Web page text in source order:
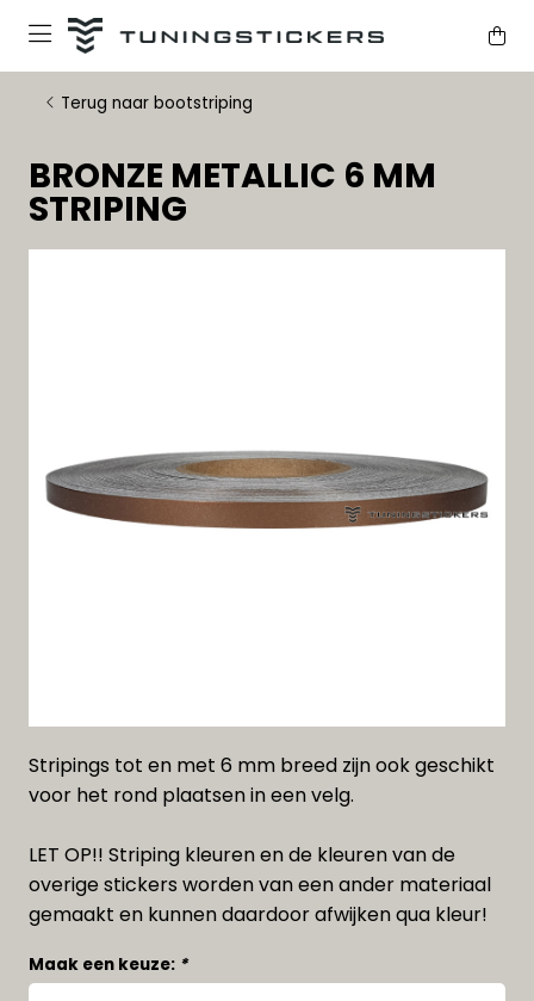
Terug naar bootstriping
BRONZE METALLIC 6 MM
STRIPING
Stripings tot en met 6 mm breed zijn ook geschikt
voor het rond plaatsen in een velg.
LET OP!! Striping kleuren en de kleuren van de
overige stickers worden van een ander materiaal
gemaakt en kunnen daardoor afwijken qua kleur!
Maak een keuze: *